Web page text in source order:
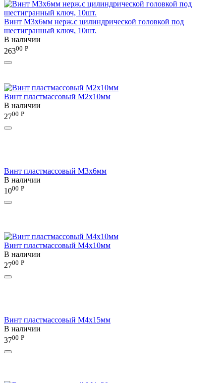
Винт М3х6мм нерж.с цилиндрической головкой под
шестигранный ключ, 10шт.
В наличии
26300 Р
Винт пластмассовый M2x10мм
В наличии
2700 Р
Винт пластмассовый M3x6мм
В наличии
1000 Р
Винт пластмассовый M4x10мм
В наличии
2700 Р
Винт пластмассовый M4x15мм
В наличии
3700 Р